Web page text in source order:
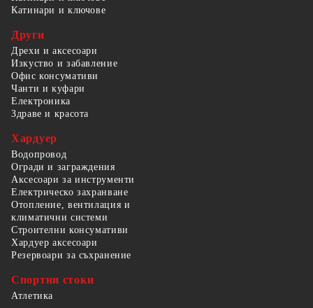
Катинари и ключове
Други
Дрехи и аксесоари
Изкуство и забавление
Офис консумативи
Чанти и куфари
Електроника
Здраве и красота
Хардуер
Водопровод
Огради и заграждения
Аксесоари за инструменти
Електрическо захранване
Отопление, вентилация и
климатични системи
Строителни консумативи
Хардуер аксесоари
Резервоари за съхранение
Спортни стоки
Атлетика